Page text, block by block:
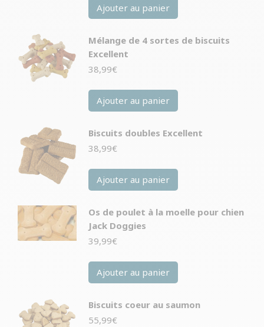
Ajouter au panier
Mélange de 4 sortes de biscuits
Excellent
38,99€
Ajouter au panier
Biscuits doubles Excellent
38,99€
Ajouter au panier
Os de poulet à la moelle pour chien
Jack Doggies
39,99€
Ajouter au panier
Biscuits coeur au saumon
55,99€